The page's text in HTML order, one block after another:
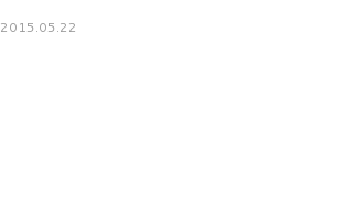
2015.05.22